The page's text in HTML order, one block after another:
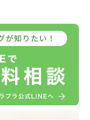
、家族へ感謝の気持
ラー」を使用してダ
メッセージをもらっ
。
る、笑顔いっぱいの